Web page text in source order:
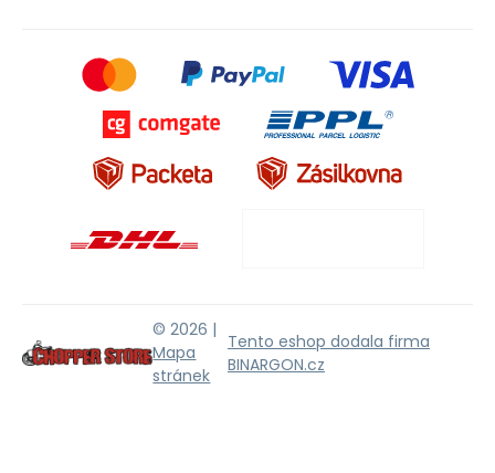
© 2026 |
Mapa
stránek
Tento eshop dodala firma
BINARGON.cz